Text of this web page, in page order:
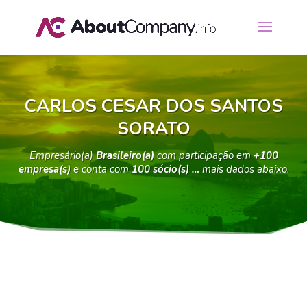
CARLOS CESAR DOS SANTOS
SORATO
Empresário(a)Brasileiro(a)com participação em+100
empresa(s)e conta com100 sócio(s) …mais dados abaixo.